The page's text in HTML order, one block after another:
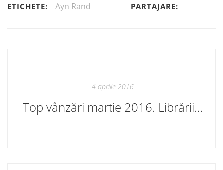
ETICHETE: Ayn Rand PARTAJARE:
4 aprilie 2016
Top vânzări martie 2016. Librăriile Cartier